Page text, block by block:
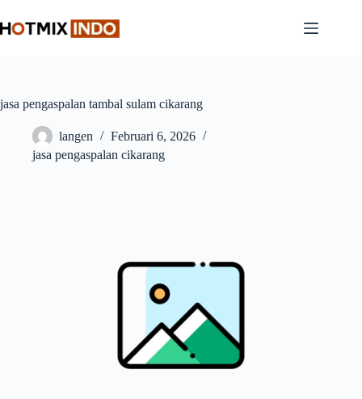
to
content
jasa pengaspalan tambal sulam cikarang
langen
Februari 6, 2026
jasa pengaspalan cikarang